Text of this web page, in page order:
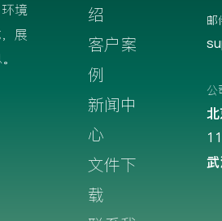
境
展
绍
客户案
例
新闻中
心
文件下
载
邮
公
北
武